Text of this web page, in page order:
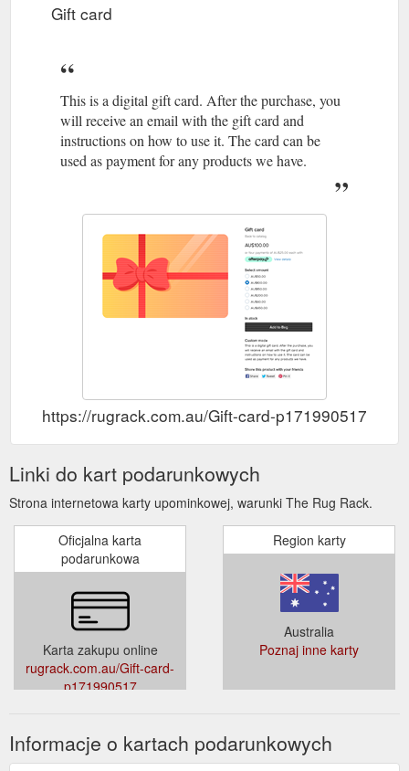
Gift card
This is a digital gift card. After the purchase, you
will receive an email with the gift card and
instructions on how to use it. The card can be
used as payment for any products we have.
https://rugrack.com.au/Gift-card-p171990517
Linki do kart podarunkowych
Strona internetowa karty upominkowej, warunki The Rug Rack.
Oficjalna karta
podarunkowa
Karta zakupu online
rugrack.com.au/Gift-card-
p171990517
Region karty
Australia
Poznaj inne karty
Informacje o kartach podarunkowych